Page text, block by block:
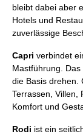
bleibt dabei aber
Hotels und
zuverlässige
Capri verbindet
Mastführung.
die Basis drehen.
Terrassen, Villen,
Komfort und
Rodi ist ein